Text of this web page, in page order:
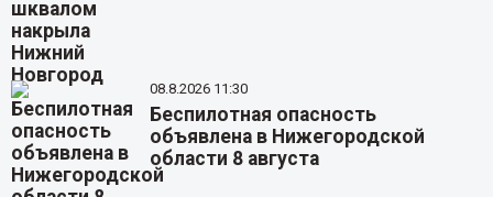
08.8.2026 11:30
Беспилотная опасность
объявлена в Нижегородской
области 8 августа